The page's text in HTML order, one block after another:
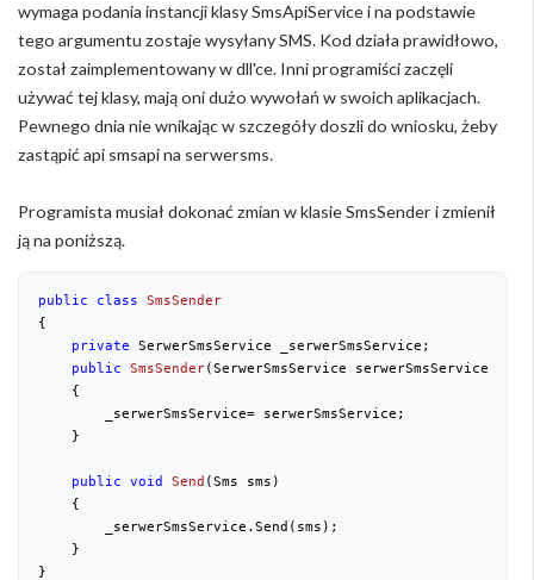
wymaga podania instancji klasy SmsApiService i na podstawie
tego argumentu zostaje wysyłany SMS. Kod działa prawidłowo,
został zaimplementowany w dll'ce. Inni programiści zaczęli
używać tej klasy, mają oni dużo wywołań w swoich aplikacjach.
Pewnego dnia nie wnikając w szczegóły doszli do wniosku, żeby
zastąpić api smsapi na serwersms.
Programista musiał dokonać zmian w klasie SmsSender i zmienił
ją na poniższą.
public class SmsSender
{
private SerwerSmsService _serwerSmsService;
public SmsSender(SerwerSmsService serwerSmsService
{
        _serwerSmsService= serwerSmsService;
    }
public void Send (Sms sms )
{
        _serwerSmsService.Send(sms);
    }